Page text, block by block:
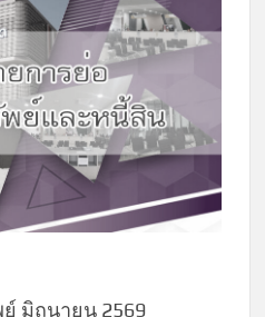
มิถุนายน 2569